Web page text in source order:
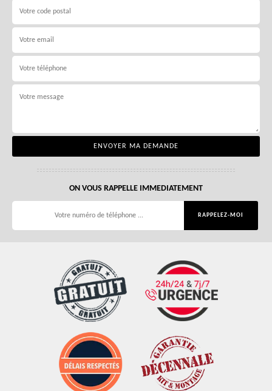
ON VOUS RAPPELLE IMMEDIATEMENT